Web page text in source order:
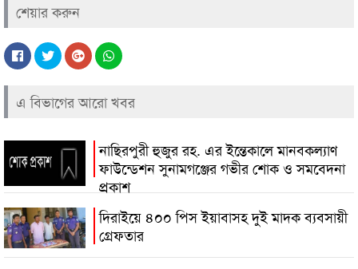
শেয়ার করুন
এ বিভাগের আরো খবর
নাছিরপুরী হুজুর রহ. এর ইন্তেকালে মানবকল্যাণ
ফাউন্ডেশন সুনামগঞ্জের গভীর শোক ও সমবেদনা
প্রকাশ
দিরাইয়ে ৪০০ পিস ইয়াবাসহ দুই মাদক ব্যবসায়ী
গ্রেফতার